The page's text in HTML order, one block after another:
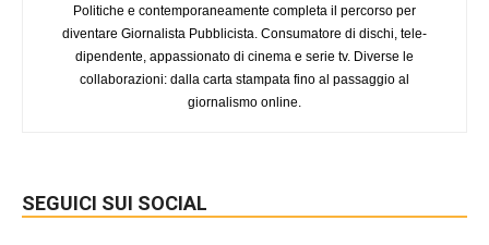
Politiche e contemporaneamente completa il percorso per
diventare Giornalista Pubblicista. Consumatore di dischi, tele-
dipendente, appassionato di cinema e serie tv. Diverse le
collaborazioni: dalla carta stampata fino al passaggio al
giornalismo online.
SEGUICI SUI SOCIAL